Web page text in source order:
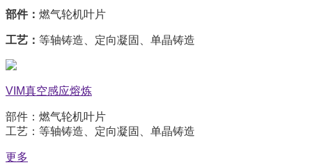
部件： 燃气轮机叶片
工艺： 等轴铸造、定向凝固、单晶铸造
VIM真空感应熔炼
部件：燃气轮机叶片
工艺：等轴铸造、定向凝固、单晶铸造
更多